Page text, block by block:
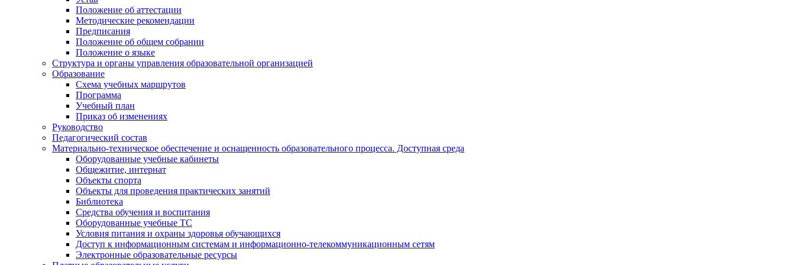
Положение об аттестации
Методические рекомендации
Предписания
Положение об общем собрании
Положение о языке
Структура и органы управления образовательной организацией
Образование
Схема учебных маршрутов
Программа
Учебный план
Приказ об изменениях
Руководство
Педагогический состав
Материально-техническое обеспечение и оснащенность образовательного процесса. Доступная среда
Оборудованные учебные кабинеты
Общежитие, интернат
Объекты спорта
Объекты для проведения практических занятий
Библиотека
Средства обучения и воспитания
Оборудованные учебные ТС
Условия питания и охраны здоровья обучающихся
Доступ к информационным системам и информационно-телекоммуникационным сетям
Электронные образовательные ресурсы